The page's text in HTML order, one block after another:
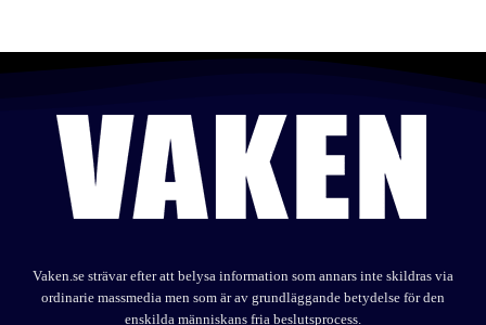
Vaken.se strävar efter att belysa information som annars inte skildras via
ordinarie massmedia men som är av grundläggande betydelse för den
enskilda människans fria beslutsprocess.